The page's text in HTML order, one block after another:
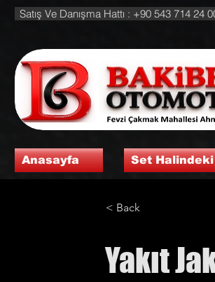
Satış Ve Danışma Hattı : +90 543 714 24
Anasayfa Set
< Back
Yakıt